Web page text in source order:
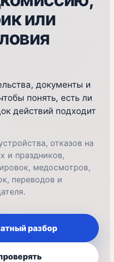
или
документы и
понять, есть ли
действий подходит
отказов на
и праздников,
медосмотров,
переводов и
разбор